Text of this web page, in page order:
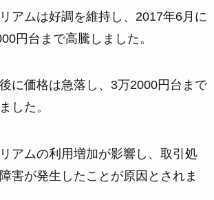
アムは好調を維持し、2017年6月に
円台まで高騰しました。
に価格は急落し、3万2000円台まで
した。
アムの利用増加が影響し、取引処
害が発生したことが原因とされま